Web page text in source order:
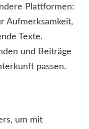
Plattformen:
Aufmerksamkeit,
Texte.
und Beiträge
passen.
um mit